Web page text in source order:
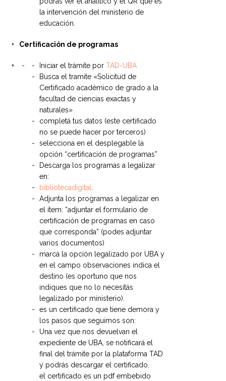
la intervención del ministerio de
educación.
Certificación de programas
Iniciar el trámite porTAD-UBA
Busca el tramite «Solicitud de
Certificado académico de grado a la
facultad de ciencias exactas y
naturales»
completá tus datos (este certificado
no se puede hacer por terceros)
selecciona en el desplegable la
opción “certificación de programas”
Descarga los programas a legalizar
en:
bibliotecadigital
Adjunta los programas a legalizar en
el ítem: “adjuntar el formulario de
certificación de programas en caso
que corresponda” (podes adjuntar
varios documentos)
marcá la opción legalizado por UBA y
en el campo observaciones indica el
destino (es oportuno que nos
indiques que no lo necesitás
legalizado por ministerio).
es un certificado que tiene demora y
los pasos que seguimos son:
Una vez que nos devuelvan el
expediente de UBA, se notificará el
final del trámite por la plataforma TAD
y podrás descargar el certificado.
el certificado es un pdf embebido